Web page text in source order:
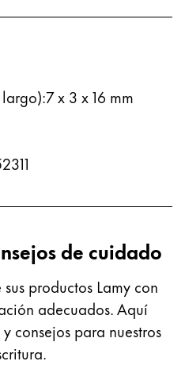
:7 x 3 x 16 mm
de cuidado
productos Lamy con
adecuados. Aquí
consejos para nuestros